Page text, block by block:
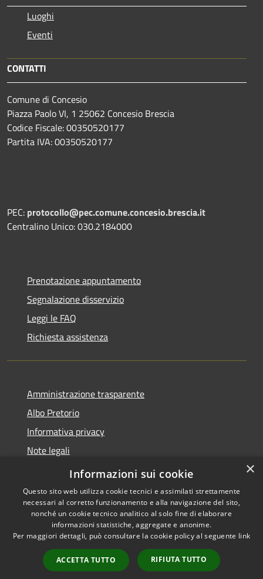
Luoghi
Eventi
CONTATTI
Comune di Concesio
Piazza Paolo VI, 1 25062 Concesio Brescia
Codice Fiscale: 00350520177
Partita IVA: 00350520177
PEC: protocollo@pec.comune.concesio.brescia.it
Centralino Unico: 030.2184000
Prenotazione appuntamento
Segnalazione disservizio
Leggi le FAQ
Richiesta assistenza
Amministrazione trasparente
Albo Pretorio
Informativa privacy
Note legali
Dichiarazione di accessibilità
Accessibilità
Copyright © 2021 •
Comune di Concesio •
Powered byMunicipium
Accesso redazione
×
Informazioni sui cookie
Questo sito web utilizza cookie tecnici e assimilati strettamente
necessari al corretto funzionamento e alla navigazione del sito,
nonché un cookie tecnico analitico al solo fine di elaborare
informazioni statistiche, aggregate e anonime.
Per maggiori dettagli, può consultare la cookie policy al seguente link
ACCETTA TUTTO RIFIUTA TUTTO